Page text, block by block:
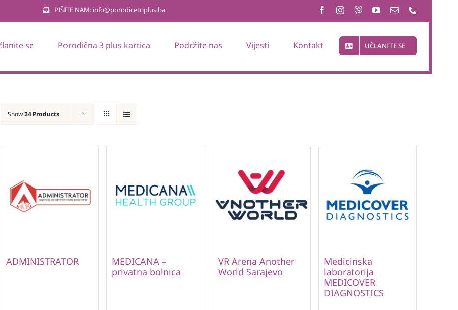
PIŠITE NAM: info@porodicetriplus.ba
se Porodična 3 plus kartica Podržite nas Vijesti Kontakt UČLANITE SE
Show24 Products
ADMINISTRATOR
MEDICANA –
privatna bolnica
VR Arena Another
World Sarajevo
Medicinska
laboratorija
MEDICOVER
DIAGNOSTICS